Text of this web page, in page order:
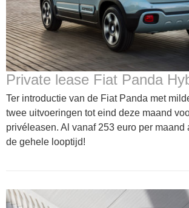
Private lease Fiat Panda
Ter introductie van de Fiat Panda met
twee uitvoeringen tot eind deze maand
privéleasen. Al vanaf 253 euro per maand
de gehele looptijd!